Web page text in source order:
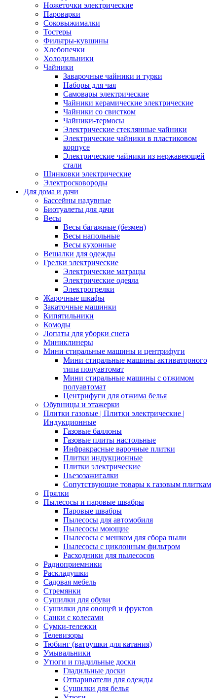
Ножеточки электрические
Пароварки
Соковыжималки
Тостеры
Фильтры-кувшины
Хлебопечки
Холодильники
Чайники
Заварочные чайники и турки
Наборы для чая
Самовары электрические
Чайники керамические электрические
Чайники со свистком
Чайники-термосы
Электрические стеклянные чайники
Электрические чайники в пластиковом
корпусе
Электрические чайники из нержавеющей
стали
Шинковки электрические
Электросковороды
Для дома и дачи
Бассейны надувные
Биотуалеты для дачи
Весы
Весы багажные (безмен)
Весы напольные
Весы кухонные
Вешалки для одежды
Грелки электрические
Электрические матрацы
Электрические одеяла
Электрогрелки
Жарочные шкафы
Закаточные машинки
Кипятильники
Комоды
Лопаты для уборки снега
Миниклинеры
Мини стиральные машины и центрифуги
Мини стиральные машины активаторного
типа полуавтомат
Мини стиральные машины с отжимом
полуавтомат
Центрифуги для отжима белья
Обувницы и этажерки
Плитки газовые | Плитки электрические |
Индукционные
Газовые баллоны
Газовые плиты настольные
Инфракрасные варочные плитки
Плитки индукционные
Плитки электрические
Пьезозажигалки
Сопутствующие товары к газовым плиткам
Прялки
Пылесосы и паровые швабры
Паровые швабры
Пылесосы для автомобиля
Пылесосы моющие
Пылесосы с мешком для сбора пыли
Пылесосы с циклонным фильтром
Расходники для пылесосов
Радиоприемники
Раскладушки
Садовая мебель
Стремянки
Сушилки для обуви
Сушилки для овощей и фруктов
Санки с колесами
Сумки-тележки
Телевизоры
Тюбинг (ватрушки для катания)
Умывальники
Утюги и гладильные доски
Гладильные доски
Отпариватели для одежды
Сушилки для белья